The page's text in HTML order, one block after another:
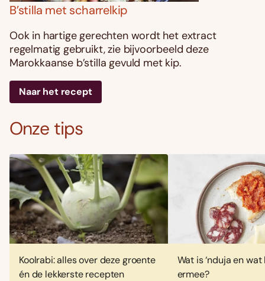
B’stilla met scharrelkip
Ook in hartige gerechten wordt het extract
regelmatig gebruikt, zie bijvoorbeeld deze
Marokkaanse b’stilla gevuld met kip.
Naar het recept
Onze tips
Koolrabi: alles over deze groente
én de lekkerste recepten
Wat is ‘nduja en wat
ermee?